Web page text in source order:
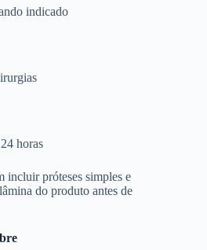
indicado
horas
incluir próteses simples e
do produto antes de